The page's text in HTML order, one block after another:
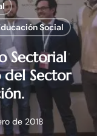
Social
Sectorial
del Sector
de 2018